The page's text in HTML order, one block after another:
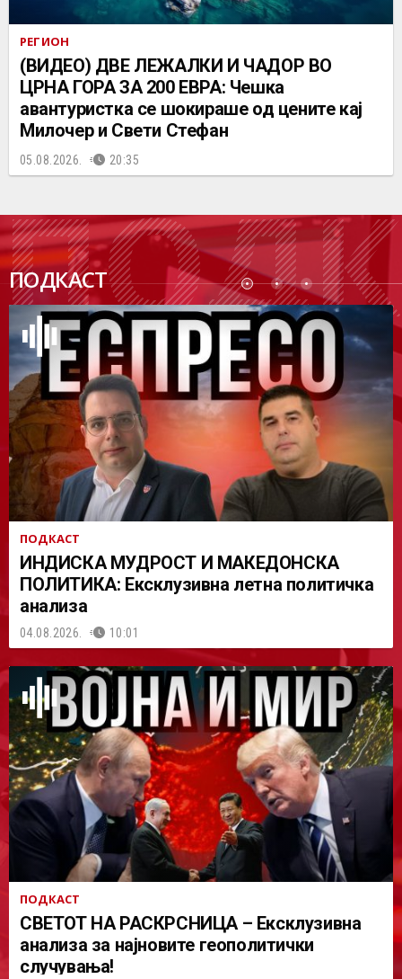
РЕГИОН
(ВИДЕО) ДВЕ ЛЕЖАЛКИ И ЧАДОР ВО
ЦРНА ГОРА ЗА 200 ЕВРА: Чешка
авантуристка се шокираше од цените кај
Милочер и Свети Стефан
05.08.2026. 20:35
ПОДКАСТ
ПОДК
АСТ
ПОДКАСТ
ИНДИСКА МУДРОСТ И МАКЕДОНСКА
ПОЛИТИКА: Ексклузивна летна политичка
анализа
04.08.2026. 10:01
ПОДКАСТ
СВЕТОТ НА РАСКРСНИЦА – Ексклузивна
анализа за најновите геополитички
случувања!